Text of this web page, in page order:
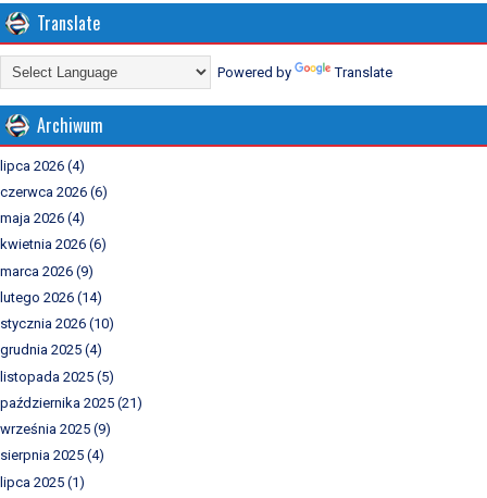
Translate
Powered by Translate
Archiwum
lipca 2026 (4)
czerwca 2026 (6)
maja 2026 (4)
kwietnia 2026 (6)
marca 2026 (9)
lutego 2026 (14)
stycznia 2026 (10)
grudnia 2025 (4)
listopada 2025 (5)
października 2025 (21)
września 2025 (9)
sierpnia 2025 (4)
lipca 2025 (1)